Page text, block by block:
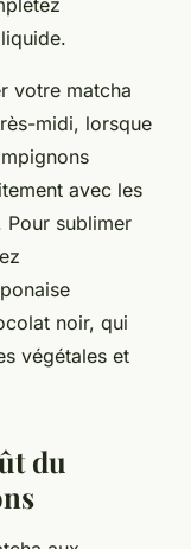
votre matcha
midi, lorsque
avec les
Pour sublimer
noir, qui
végétales et
du